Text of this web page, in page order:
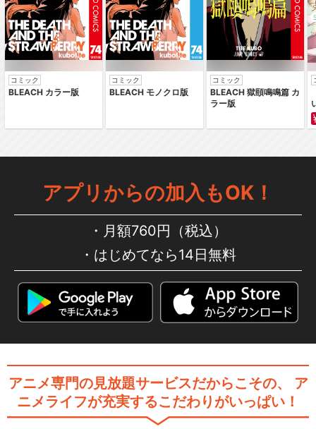
コミック
BLEACH カラー版
コミック
BLEACH モノクロ版
コミック
BLEACH 獄頤鳴鳴篇 カ
ラー版
アプリからの加入もOK！
月額760円（税込）
はじめてなら14日無料
アニメ専門の見放題サービスだからこその、
ア
ニメライフが充実するこだわりがいっぱい！